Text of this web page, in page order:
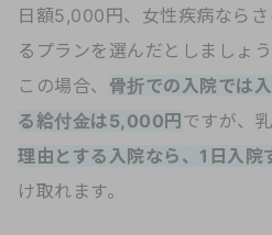
日額5,000円、女性疾病なら
るプランを選んだとしましょう
この場合、 骨折での入院では
る給付金は5,000円 ですが、
理由とする入院なら、1日入
け取れます。